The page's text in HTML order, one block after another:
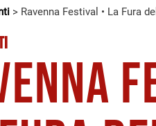
> Ravenna Festival • La Fura